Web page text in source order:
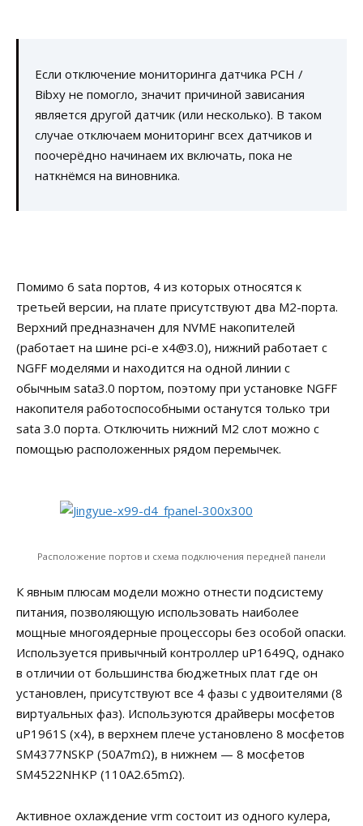
Если отключение мониторинга датчика PCH /
Bibxy не помогло, значит причиной зависания
является другой датчик (или несколько). В таком
случае отключаем мониторинг всех датчиков и
поочерёдно начинаем их включать, пока не
наткнёмся на виновника.
Помимо 6 sata портов, 4 из которых относятся к
третьей версии, на плате присутствуют два M2-порта.
Верхний предназначен для NVME накопителей
(работает на шине pci-e x4@3.0), нижний работает с
NGFF моделями и находится на одной линии с
обычным sata3.0 портом, поэтому при установке NGFF
накопителя работоспособными останутся только три
sata 3.0 порта. Отключить нижний M2 слот можно с
помощью расположенных рядом перемычек.
Расположение портов и схема подключения передней панели
К явным плюсам модели можно отнести подсистему
питания, позволяющую использовать наиболее
мощные многоядерные процессоры без особой опаски.
Используется привычный контроллер uP1649Q, однако
в отличии от большинства бюджетных плат где он
установлен, присутствуют все 4 фазы с удвоителями (8
виртуальных фаз). Используются драйверы мосфетов
uP1961S (x4), в верхнем плече установлено 8 мосфетов
SM4377NSKP (50A7mΩ), в нижнем — 8 мосфетов
SM4522NHKP (110A2.65mΩ).
Активное охлаждение vrm состоит из одного кулера,